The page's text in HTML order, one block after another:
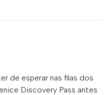
de esperar nas filas dos
Discovery Pass antes